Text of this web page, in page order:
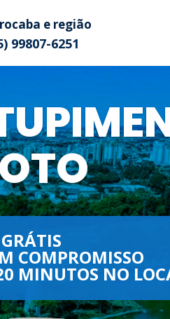
e região
99807-6251
COMPROMISSO
MINUTOS NO